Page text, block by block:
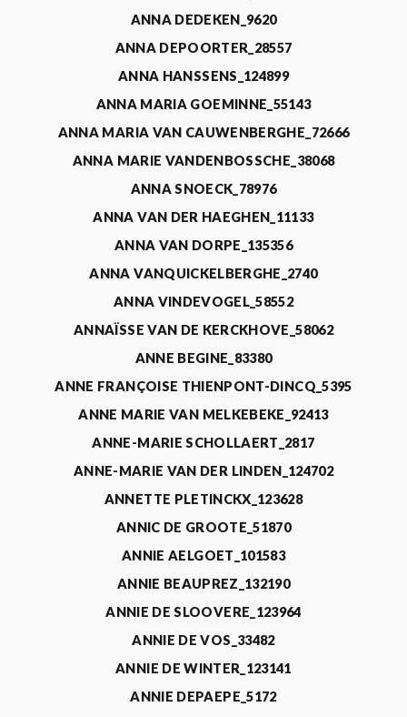
ANNA DEDEKEN_9620
ANNA DEPOORTER_28557
ANNA HANSSENS_124899
ANNA MARIA GOEMINNE_55143
ANNA MARIA VAN CAUWENBERGHE_72666
ANNA MARIE VANDENBOSSCHE_38068
ANNA SNOECK_78976
ANNA VAN DER HAEGHEN_11133
ANNA VAN DORPE_135356
ANNA VANQUICKELBERGHE_2740
ANNA VINDEVOGEL_58552
ANNAÏSSE VAN DE KERCKHOVE_58062
ANNE BEGINE_83380
ANNE FRANÇOISE THIENPONT-DINCQ_5395
ANNE MARIE VAN MELKEBEKE_92413
ANNE-MARIE SCHOLLAERT_2817
ANNE-MARIE VAN DER LINDEN_124702
ANNETTE PLETINCKX_123628
ANNIC DE GROOTE_51870
ANNIE AELGOET_101583
ANNIE BEAUPREZ_132190
ANNIE DE SLOOVERE_123964
ANNIE DE VOS_33482
ANNIE DE WINTER_123141
ANNIE DEPAEPE_5172